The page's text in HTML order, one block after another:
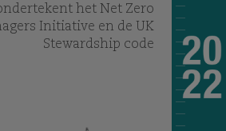
het Net Zero
Initiative en de UK
Stewardship code